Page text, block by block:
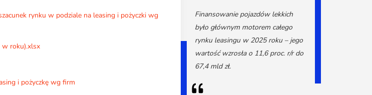
rynku w podziale na leasing i pożyczki wg
w roku).xlsx
i pożyczkę wg firm
Finansowanie pojazdów lekkich
było głównym motorem całego
rynku leasingu w 2025 roku – jego
wartość wzrosła o 11,6 proc. r/r do
67,4 mld zł.